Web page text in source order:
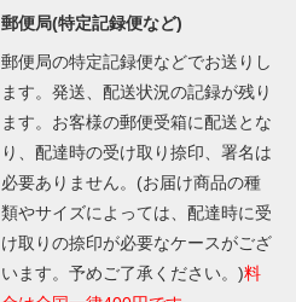
郵便局(特定記録便など)
郵便局の特定記録便などでお送りし
ます。発送、配送状況の記録が残り
ます。お客様の郵便受箱に配送とな
り、配達時の受け取り捺印、署名は
必要ありません。(お届け商品の種
類やサイズによっては、配達時に受
け取りの捺印が必要なケースがござ
います。予めご了承ください。)料